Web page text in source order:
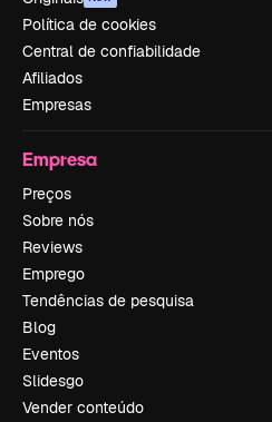
Política de cookies
Central de confiabilidade
Afiliados
Empresas
Empresa
Preços
Sobre nós
Reviews
Emprego
Tendências de pesquisa
Blog
Eventos
Slidesgo
Vender conteúdo